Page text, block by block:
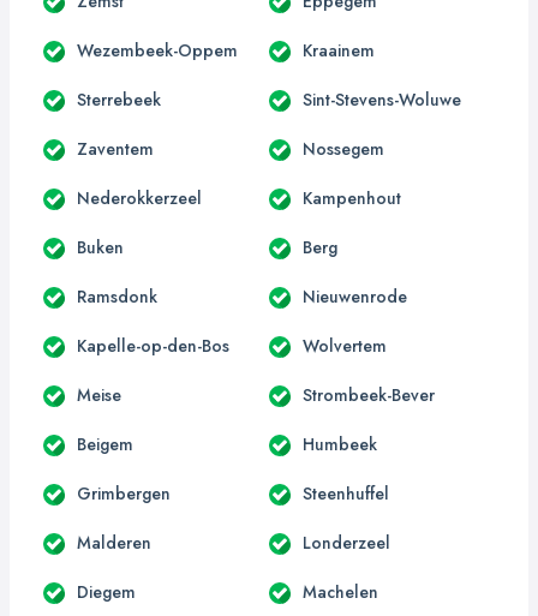
Wezembeek-Oppem Kraainem
Sterrebeek Sint-Stevens-Woluwe
Zaventem Nossegem
Nederokkerzeel Kampenhout
Buken Berg
Ramsdonk Nieuwenrode
Kapelle-op-den-Bos Wolvertem
Meise Strombeek-Bever
Beigem Humbeek
Grimbergen Steenhuffel
Malderen Londerzeel
Diegem Machelen